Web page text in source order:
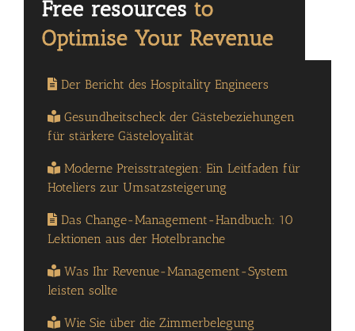
Der Bericht des Hospitality Engineers
Gesundheitscheck der Gästebeziehungen
für stärkere Gästeloyalität
Moderne Preisstrategien: Ein Leitfaden für
Hoteliers zur Umsatzsteigerung
Das Change-Management-Handbuch: 10
Lektionen aus der Hotelbranche
Was Ihr Revenue-Management-System
leisten sollte
Wie Sie über die Zimmerbelegung